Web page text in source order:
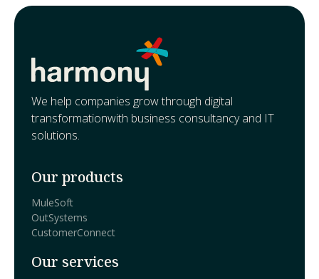
We help companies grow through digital
transformationwith business consultancy and IT
solutions.
Our products
MuleSoft
OutSystems
CustomerConnect
Our services